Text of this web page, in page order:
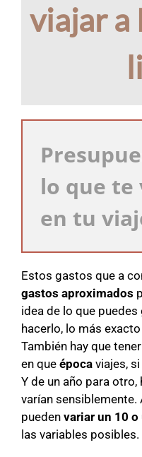
viajar a
lo que te
en tu
Estos gastos que a
gastos aproximados
idea de lo que
hacerlo, lo más
También hay que
en que época viajes,
Y de un año para
varían
pueden variar un 10
las variables posibles.